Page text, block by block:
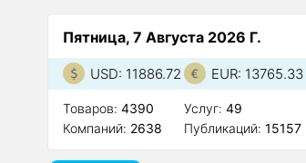
Пятница, 7 Августа 2026 Г.
USD: 11886.72 EUR: 13765.33
Товаров: 4390
Компаний: 2638
Услуг:49
Публикаций:15157